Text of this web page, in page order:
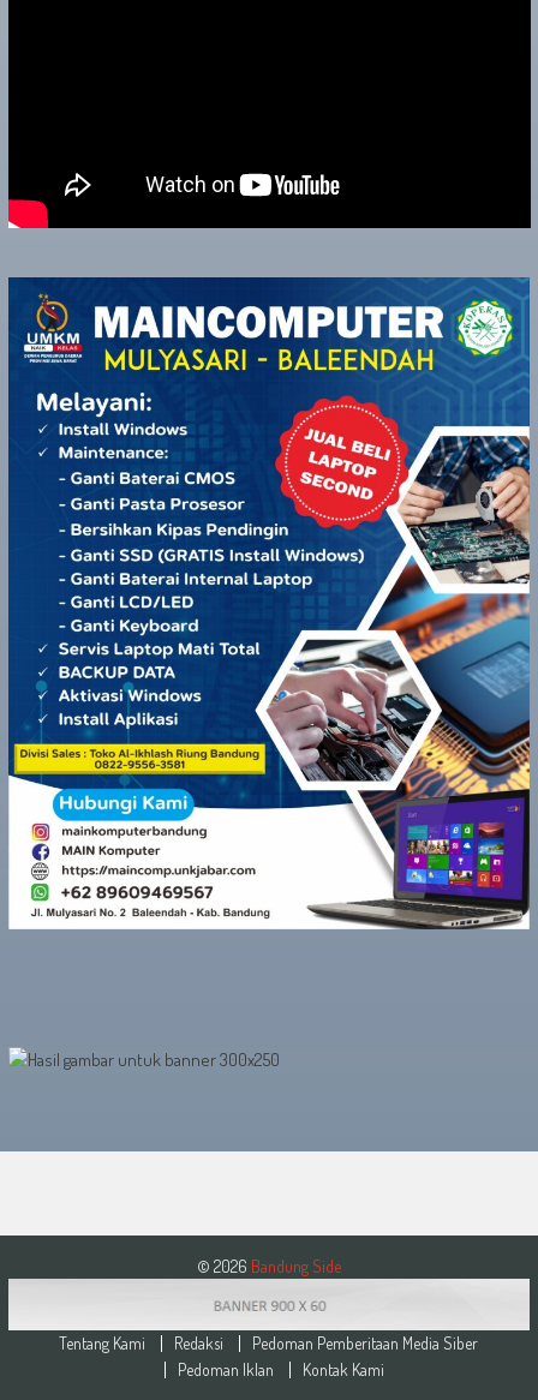
© 2026 Bandung Side
Tentang Kami Redaksi
Pedoman Pemberitaan Media Siber
Pedoman Iklan
Kontak Kami